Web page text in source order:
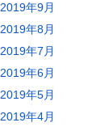
2019年9月
2019年8月
2019年7月
2019年6月
2019年5月
2019年4月